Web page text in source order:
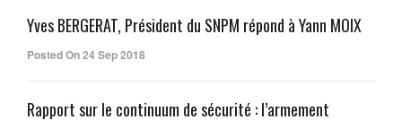
Yves BERGERAT, Président du SNPM répond à Yann MOIX
Posted On 24 Sep 2018
Rapport sur le continuum de sécurité : l’armement